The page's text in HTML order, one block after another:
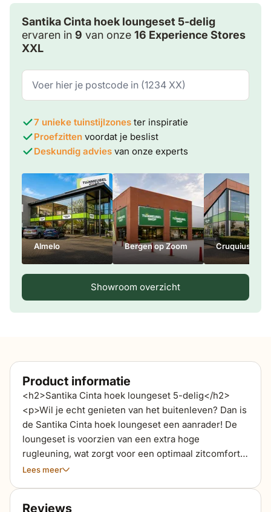
Santika Cinta hoek loungeset 5-delig
ervaren in 9 van onze 16 Experience Stores
XXL
7 unieke tuinstijlzones ter inspiratie
Proefzitten voordat je beslist
Deskundig advies van onze experts
Almelo Bergen op Zoom Cruquius
Showroom overzicht
Product informatie
<h2>Santika Cinta hoek loungeset 5-delig</h2>
<p>Wil je echt genieten van het buitenleven? Dan is
de Santika Cinta hoek loungeset een aanrader! De
loungeset is voorzien van een extra hoge
rugleuning, wat zorgt voor een optimaal zitcomfort.
De fraai ontworpen aluminium loungeset geeft
Lees meer
Reviews